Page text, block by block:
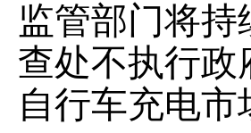
监管部门将
查处不执行政
自行车充电